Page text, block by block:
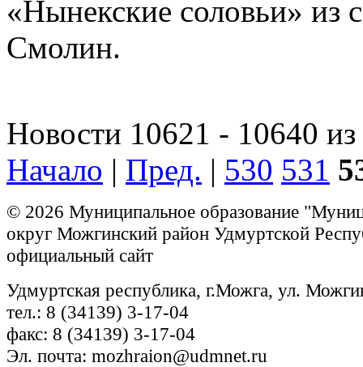
«Нынекские соловьи» из
Смолин.
Новости 10621 - 10640
Начало | Пред. | 530 531
© 2026 Муниципальное образование
округ Можгинский район Удмуртской
официальный сайт
Удмуртская республика, г.Можга, ул.
тел.: 8 (34139) 3-17-04
факс: 8 (34139) 3-17-04
Эл. почта: mozhraion@udmnet.ru